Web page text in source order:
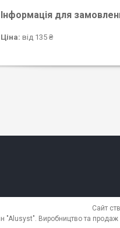
Інформація для
Ціна: від 135 ₴
Сайт